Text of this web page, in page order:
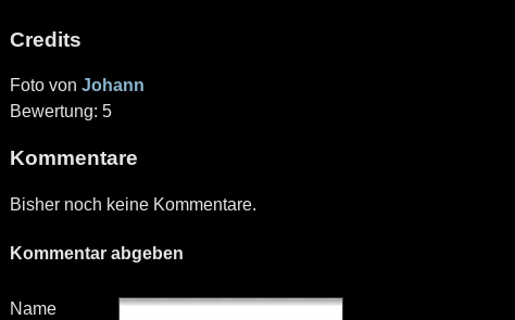
Credits
Foto von Johann
Bewertung: 5
Kommentare
Bisher noch keine Kommentare.
Kommentar abgeben
Name